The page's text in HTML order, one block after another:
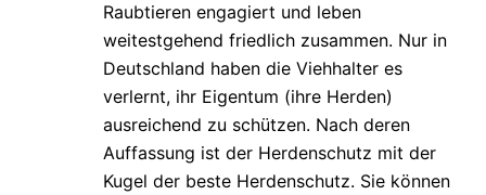
Raubtieren engagiert und leben
weitestgehend friedlich zusammen. Nur in
Deutschland haben die Viehhalter es
verlernt, ihr Eigentum (ihre Herden)
ausreichend zu schützen. Nach deren
Auffassung ist der Herdenschutz mit der
Kugel der beste Herdenschutz. Sie können